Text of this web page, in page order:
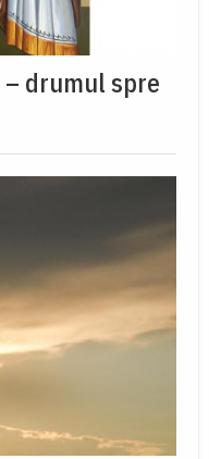
drumul spre